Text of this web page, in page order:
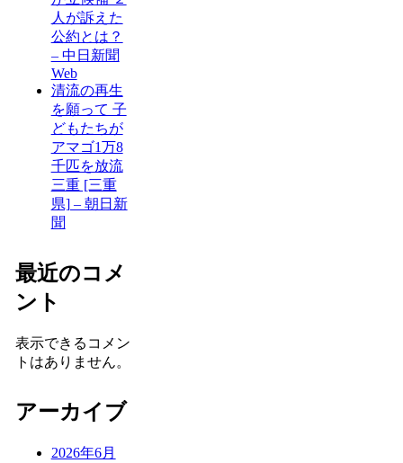
人が訴えた
公約とは？
– 中日新聞
Web
清流の再生
を願って 子
どもたちが
アマゴ1万8
千匹を放流
三重 [三重
県] – 朝日新
聞
最近のコメ
ント
表示できるコメン
トはありません。
アーカイブ
2026年6月